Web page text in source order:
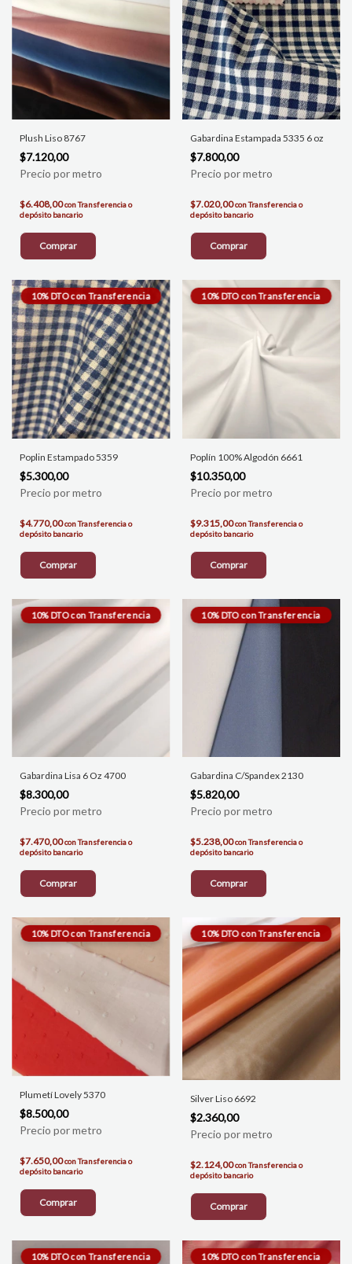
Plush Liso 8767
$7.120,00
$6.408,00conTransferencia o
depósito bancario
Comprar
Gabardina Estampada 5335 6 oz
$7.800,00
$7.020,00conTransferencia o
depósito bancario
Comprar
Poplin Estampado 5359
$5.300,00
$4.770,00conTransferencia o
depósito bancario
Comprar
Poplín 100% Algodón 6661
$10.350,00
$9.315,00conTransferencia o
depósito bancario
Comprar
Gabardina Lisa 6 Oz 4700
$8.300,00
$7.470,00conTransferencia o
depósito bancario
Comprar
Gabardina C/Spandex 2130
$5.820,00
$5.238,00conTransferencia o
depósito bancario
Comprar
Plumetí Lovely 5370
$8.500,00
$7.650,00conTransferencia o
depósito bancario
Comprar
Silver Liso 6692
$2.360,00
$2.124,00conTransferencia o
depósito bancario
Comprar